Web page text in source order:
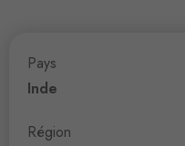
Pays
Inde
Région